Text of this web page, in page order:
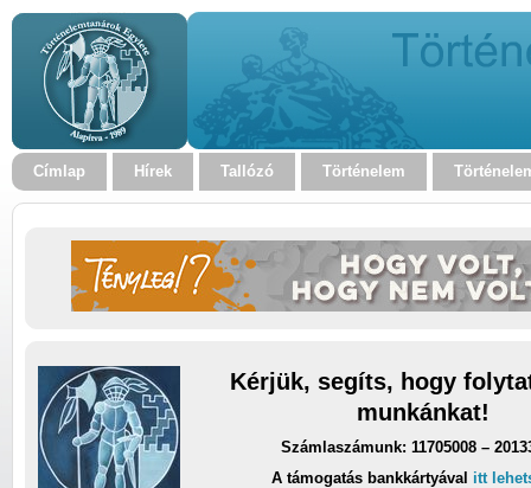
Címlap Hírek Tallózó Történelem
Kérjük, segíts, hogy
munkánkat!
Számlaszámunk: 11705008 –
A támogatás bankkártyával itt